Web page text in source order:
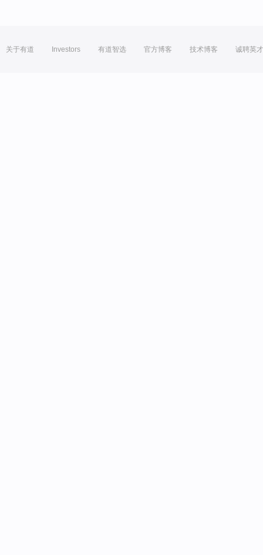
关于有道 Investors 有道智选 官方博客 技术博客 诚聘英才